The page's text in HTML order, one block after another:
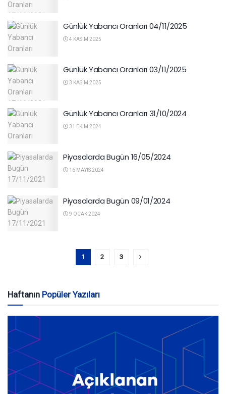
Günlük Yabancı Oranları 04/11/2025
4 KASIM 2025
Günlük Yabancı Oranları 03/11/2025
3 KASIM 2025
Günlük Yabancı Oranları 31/10/2024
31 EKIM 2024
Piyasalarda Bugün 16/05/2024
16 MAYIS 2024
Piyasalarda Bugün 09/01/2024
9 OCAK 2024
1 2 3
Haftanın Popüler Yazıları